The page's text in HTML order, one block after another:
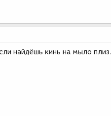
найдёшь кинь на мыло